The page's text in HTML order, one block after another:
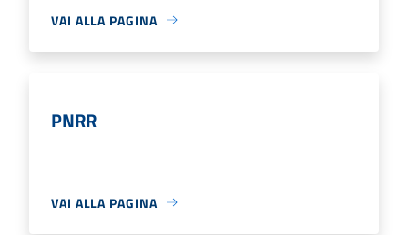
VAI ALLA PAGINA
PNRR
VAI ALLA PAGINA